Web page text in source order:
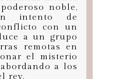
noble,
intento de
con un
a un grupo
remotas en
el misterio
a los
rey.